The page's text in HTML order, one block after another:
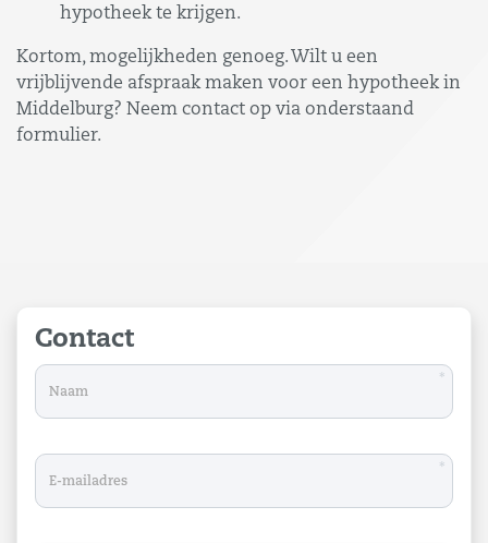
hypotheek te krijgen.
Kortom, mogelijkheden genoeg. Wilt u een
vrijblijvende afspraak maken voor een hypotheek in
Middelburg? Neem contact op via onderstaand
formulier.
Contact
*
*